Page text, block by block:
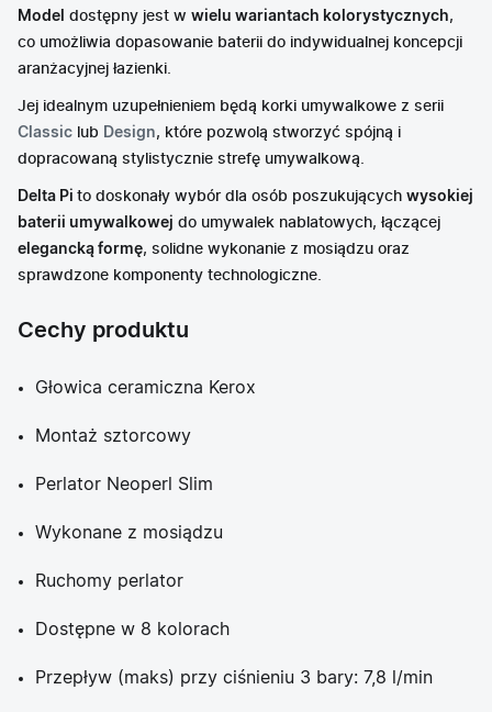
Model dostępny jest w wielu wariantach kolorystycznych,
co umożliwia dopasowanie baterii do indywidualnej koncepcji
aranżacyjnej łazienki.
Jej idealnym uzupełnieniem będą korki umywalkowe z serii
Classic lub Design, które pozwolą stworzyć spójną i
dopracowaną stylistycznie strefę umywalkową.
Delta Pi to doskonały wybór dla osób poszukujących wysokiej
baterii umywalkowej do umywalek nablatowych, łączącej
elegancką formę, solidne wykonanie z mosiądzu oraz
sprawdzone komponenty technologiczne.
Cechy produktu
Głowica ceramiczna Kerox
Montaż sztorcowy
Perlator Neoperl Slim
Wykonane z mosiądzu
Ruchomy perlator
Dostępne w 8 kolorach
Przepływ (maks) przy ciśnieniu 3 bary: 7,8 l/min